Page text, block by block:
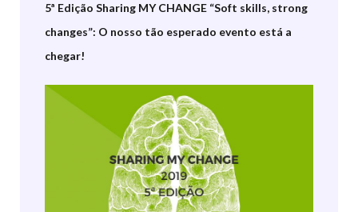
5ª Edição Sharing MY CHANGE “Soft skills, strong
changes”: O nosso tão esperado evento está a
chegar!